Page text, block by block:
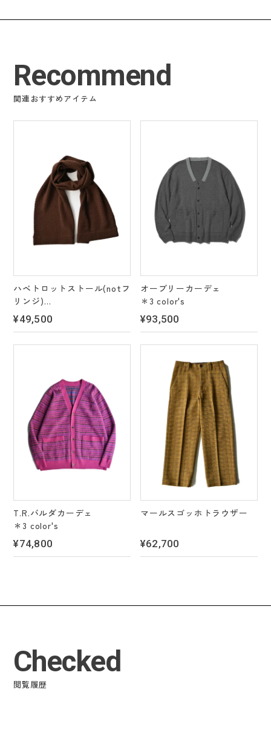
Recommend
関連おすすめアイテム
ハベトロットストール(notフ
リンジ)
＊3 color's
¥49,500
オーブリーカーデェ
＊3 color's
¥93,500
T.R.バルダカーデェ
＊3 color's
¥74,800
マールスゴッホトラウザー
¥62,700
Checked
閲覧履歴